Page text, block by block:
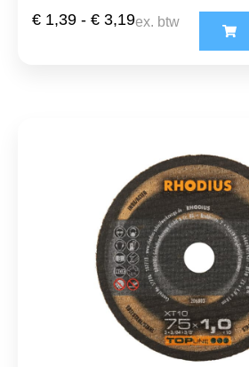
€ 1,39 - € 3,19ex. btw